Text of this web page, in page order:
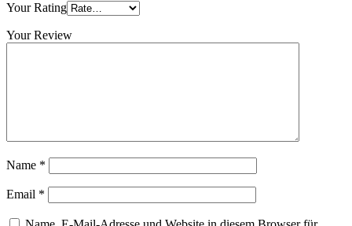
Your Rating
Your Review
Name *
Email *